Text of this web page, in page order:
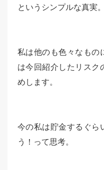
というシンプルな真実。
私は他のも色々なもの
は今回紹介したリスク
めします。
今の私は貯金するぐら
う！って思考。